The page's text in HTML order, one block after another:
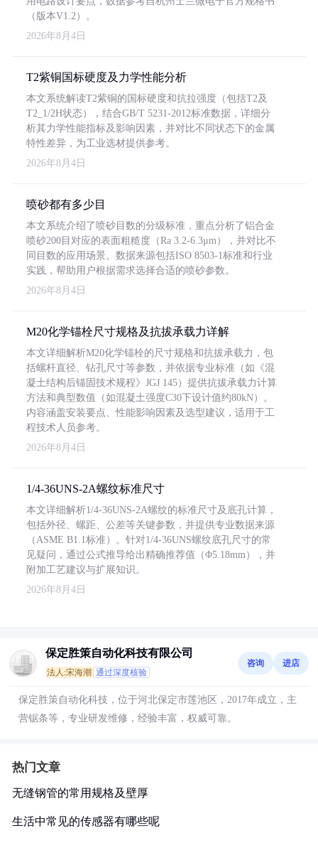
（版本V1.2）。
2026年8月4日
T2紫铜国标硬度及力学性能分析
本文系统解读T2紫铜的国标硬度和抗拉强度（包括T2及
T2_1/2H状态），结合GB/T 5231-2012标准数据，详细分
析其力学性能指标及影响因素，并对比不同状态下的金属
特性差异，为工业选材提供参考。
2026年8月4日
喷砂都有多少目
本文系统介绍了喷砂目数的分级标准，重点分析了铝合金
喷砂200目对应的表面粗糙度（Ra 3.2-6.3μm），并对比不
同目数的应用场景。数据来源包括ISO 8503-1标准和行业
实践，帮助用户根据需求选择合适的喷砂参数。
2026年8月4日
M20化学锚栓尺寸规格及抗拔承载力详解
本文详细解析M20化学锚栓的尺寸规格和抗拔承载力，包
括螺杆直径、钻孔尺寸等参数，并依据专业标准（如《混
凝土结构后锚固技术规程》JGJ 145）提供抗拔承载力计算
方法和典型数值（如混凝土强度C30下设计值约80kN）。
内容涵盖安装要点、性能影响因素及选型建议，适用于工
程技术人员参考。
2026年8月4日
1/4-36UNS-2A螺纹标准尺寸
本文详细解析1/4-36UNS-2A螺纹的标准尺寸及底孔计算，
包括外径、螺距、公差等关键参数，并提供专业数据来源
（ASME B1.1标准）。针对1/4-36UNS螺纹底孔尺寸的常
见疑问，通过公式推导给出精确推荐值（Φ5.18mm），并
附加工艺建议与扩展知识。
2026年8月4日
保定胜策自动化科技有限公司
法人:宋海潮 通过深度核验
咨询 进店
保定胜策自动化科技，位于河北保定市莲池区，2017年成立，主
营锯条等，专业研发维修，经验丰富，权威可靠。
热门文章
无缝钢管的常用规格及壁厚
生活中常见的传感器有哪些呢